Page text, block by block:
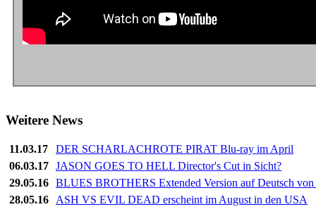
Weitere News
11.03.17
DER SCHARLACHROTE PIRAT Blu-ray im April
06.03.17 JASON GOES TO HELL Director's Cut in Sicht?
29.05.16 BLUES BROTHERS Extended Version auf Deutsch von
28.05.16
ASH VS EVIL DEAD erscheint im August in den USA